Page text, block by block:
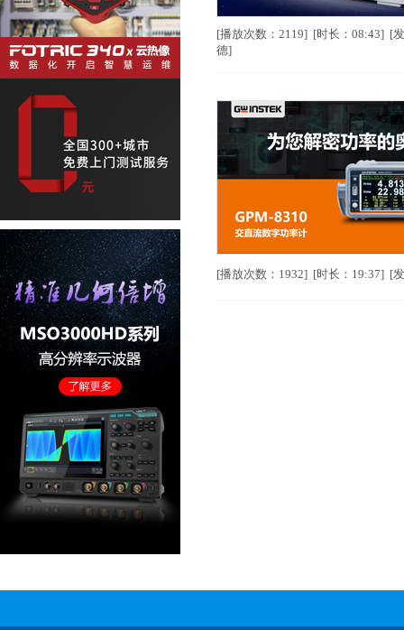
[播放次数：2119] [时长：08:43] [
德]
[播放次数：1932] [时长：19:37] [